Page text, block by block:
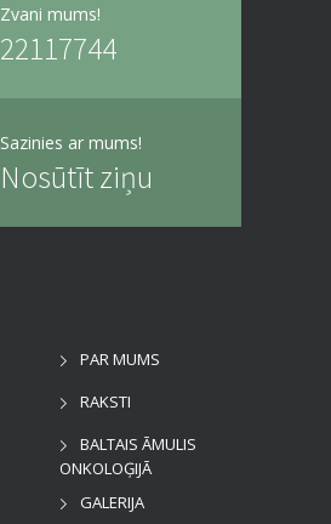
Zvani mums!
22117744
Sazinies ar mums!
Nosūtīt ziņu
PAR MUMS
RAKSTI
BALTAIS ĀMULIS
ONKOLOĢIJĀ
GALERIJA